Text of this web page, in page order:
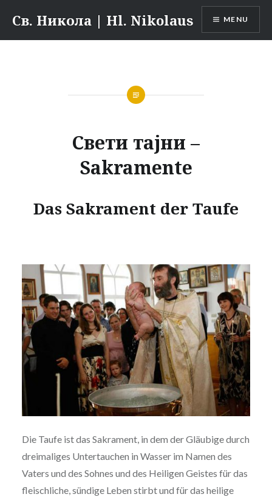
content
Св. Никола | Hl. Nikolaus MENU
Свети тајни –
Sakramente
Das Sakrament der Taufe
Die Taufe ist das Sakrament, in dem der Gläubige durch
dreimaliges Untertauchen in Wasser im Namen des
Vaters und des Sohnes und des Heiligen Geistes für das
fleischliche, sündige Leben stirbt und für das heilige